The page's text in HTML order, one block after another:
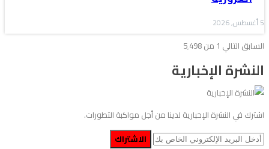
5 أغسطس, 2026
السابق التالي 1 من 5٬498
النشرة الإخبارية
اشترك في النشرة الإخبارية لدينا من أجل مواكبة التطورات.
الاشتراك